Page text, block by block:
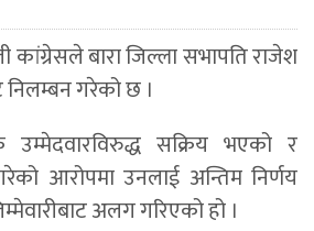
कांग्रेसले बारा जिल्ला सभापति राजेश
गरेको छ ।
उम्मेदवारविरुद्ध सक्रिय भएको र
आरोपमा उनलाई अन्तिम निर्णय
अलग गरिएको हो ।